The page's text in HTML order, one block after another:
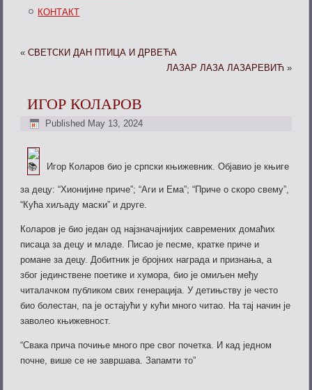
КОНТАКТ
«СВЕТСКИ ДАН ПТИЦА И ДРВЕЋА
ЛАЗАР ЛАЗА ЛАЗАРЕВИЋ »
ИГОР КОЛАРОВ
Published May 13, 2024
Игор Коларов био је српски књижевник. Објавио је књиге
за децу: “Хионијине приче”; “Аги и Ема”; “Приче о скоро свему”,
“Кућа хиљаду маски” и друге.
Коларов је био један од најзначајнијих савремених домаћих
писаца за децу и младе. Писао је песме, кратке приче и
романе за децу. Добитник је бројних награда и признања, а
због јединствене поетике и хумора, био је омиљен међу
читалачком публиком свих генерација. У детињству је често
био болестан, па је остајући у кући многочитао. На тај начин је
заволео књижевност.
“Свака прича почиње много пре свог почетка. И кад једном
почне, више се не завршава. Запамти то”